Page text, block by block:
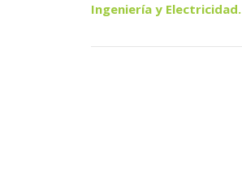
Ingeniería y Electricidad.